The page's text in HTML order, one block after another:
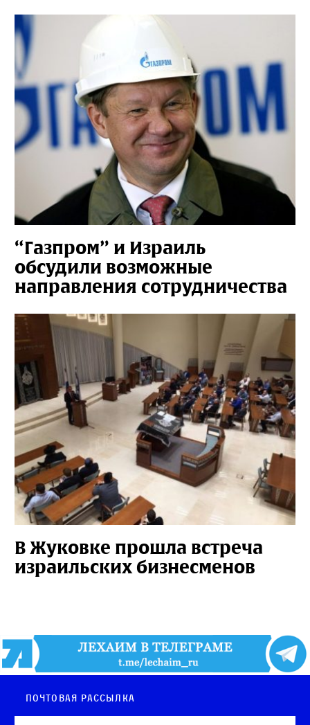
“Газпром” и Израиль
обсудили возможные
направления сотрудничества
В Жуковке прошла встреча
израильских бизнесменов
Почтовая рассылка